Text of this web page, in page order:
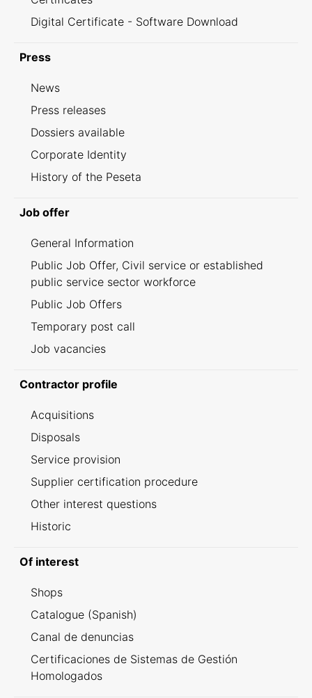
Digital Certificate - Software Download
Press
News
Press releases
Dossiers available
Corporate Identity
History of the Peseta
Job offer
General Information
Public Job Offer, Civil service or established
public service sector workforce
Public Job Offers
Temporary post call
Job vacancies
Contractor profile
Acquisitions
Disposals
Service provision
Supplier certification procedure
Other interest questions
Historic
Of interest
Shops
Catalogue (Spanish)
Canal de denuncias
Certificaciones de Sistemas de Gestión
Homologados